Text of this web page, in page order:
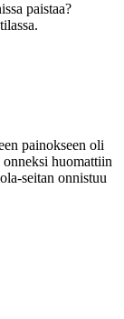
paistaa?
painokseen oli
huomattiin
seitan onnistuu